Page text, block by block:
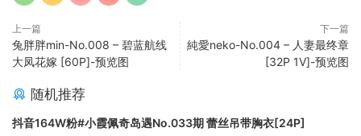
上一篇
兔胖胖min-No.008 – 碧蓝航线
大凤花嫁 [60P]-预览图
下一篇
純愛neko-No.004 – 人妻最终章
[32P 1V]-预览图
随机推荐
抖音164W粉#小霞佩奇岛遇No.033期 蕾丝吊带胸衣[24P]